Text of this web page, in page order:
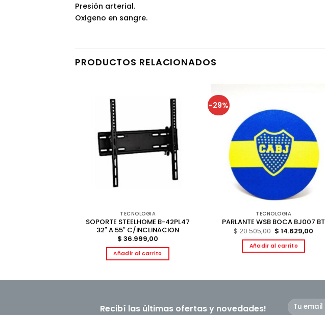
Presión arterial.
Oxigeno en sangre.
PRODUCTOS RELACIONADOS
TECNOLOGIA
SOPORTE STEELHOME B-42PL47
32″ A 55″ C/INCLINACION
$ 36.999,00
Añadir al carrito
-29%
TECNOLOGIA
PARLANTE WSB BOCA BJ007 BT
$20.505,00 El
precio
original
era:
$ 20.505,00.
$ 14.629,00
Añadir al carrito
Recibí las últimas ofertas y novedades!